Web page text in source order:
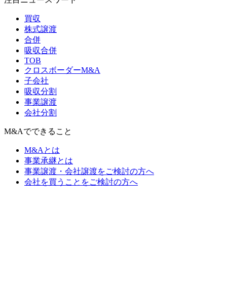
買収
株式譲渡
合併
吸収合併
TOB
クロスボーダーM&A
子会社
吸収分割
事業譲渡
会社分割
M&Aでできること
M&Aとは
事業承継とは
事業譲渡・会社譲渡をご検討の方へ
会社を買うことをご検討の方へ